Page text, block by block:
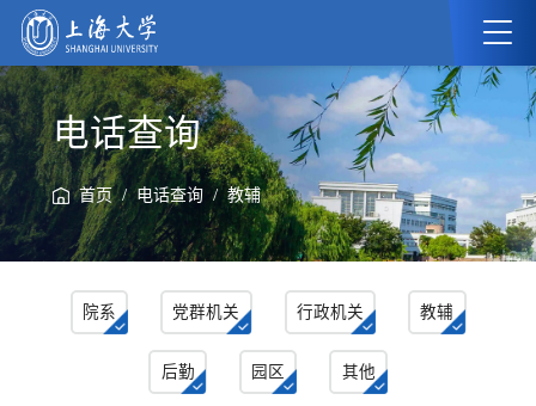
电话查询
首页/电话查询/ 教辅
院系 党群机关 行政机关 教辅
后勤 园区 其他